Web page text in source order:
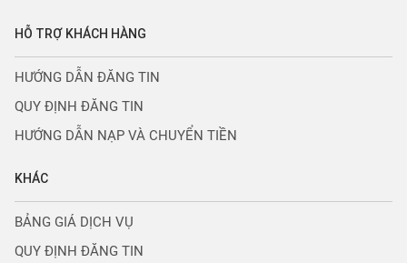
HỖ TRỢ KHÁCH HÀNG
HƯỚNG DẪN ĐĂNG TIN
QUY ĐỊNH ĐĂNG TIN
HƯỚNG DẪN NẠP VÀ CHUYỂN TIỀN
KHÁC
BẢNG GIÁ DỊCH VỤ
QUY ĐỊNH ĐĂNG TIN